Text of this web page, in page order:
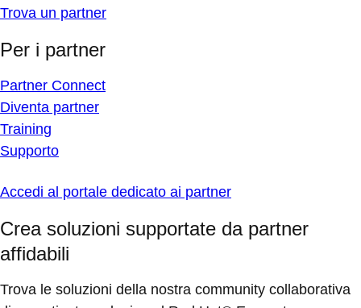
Trova un partner
Per i partner
Partner Connect
Diventa partner
Training
Supporto
Accedi al portale dedicato ai partner
Crea soluzioni supportate da partner
affidabili
Trova le soluzioni della nostra community collaborativa